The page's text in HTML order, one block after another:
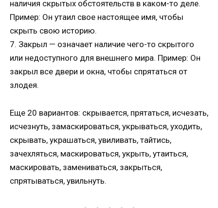
наличия скрытых обстоятельств в каком-то деле.
Пример: Он утаил свое настоящее имя, чтобы
скрыть свою историю.
7. Закрыл — означает наличие чего-то скрытого
или недоступного для внешнего мира. Пример: Он
закрыл все двери и окна, чтобы спрятаться от
злодея.
Еще 20 вариантов: скрывается, прятаться, исчезать,
исчезнуть, замаскироваться, укрываться, уходить,
скрывать, украшаться, увиливать, тайтись,
зачехляться, маскироваться, укрыть, утаиться,
маскировать, замениваться, закрыться,
спрятываться, увильнуть.